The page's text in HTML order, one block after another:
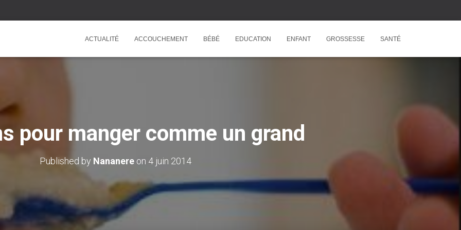
ACTUALITÉ ACCOUCHEMENT BÉBÉ EDUCATION ENFANT GROSSESSE SANTÉ
pour manger comme un grand
Published by Nananereon 4 juin 2014